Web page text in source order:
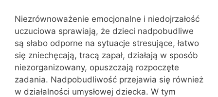
Niezrównoważenie emocjonalne i niedojrzałość
uczuciowa sprawiają, że dzieci nadpobudliwe
są słabo odporne na sytuacje stresujące, łatwo
się zniechęcają, tracą zapał, działają w sposób
niezorganizowany, opuszczają rozpoczęte
zadania. Nadpobudliwość przejawia się również
w działalności umysłowej dziecka. W tym